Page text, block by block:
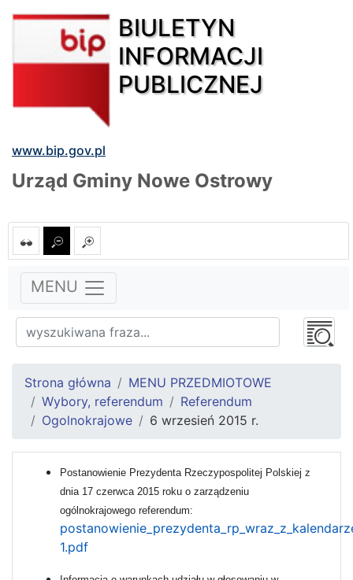
BIULETYN
INFORMACJI
PUBLICZNEJ
www.bip.gov.pl
Urząd Gminy Nowe Ostrowy
MENU
Strona główna
MENU PRZEDMIOTOWE
Wybory, referendum
Referendum
Ogolnokrajowe
6 wrzesień 2015 r.
Postanowienie Prezydenta Rzeczypospolitej Polskiej z
dnia 17 czerwca 2015 roku o zarządzeniu
ogólnokrajowego referendum:
1.pdf